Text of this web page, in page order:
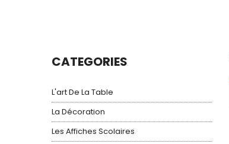
CATEGORIES
L'art De La Table
La Décoration
Les Affiches Scolaires